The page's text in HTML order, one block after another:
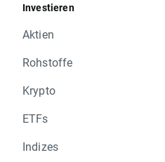
Investieren
Aktien
Rohstoffe
Krypto
ETFs
Indizes